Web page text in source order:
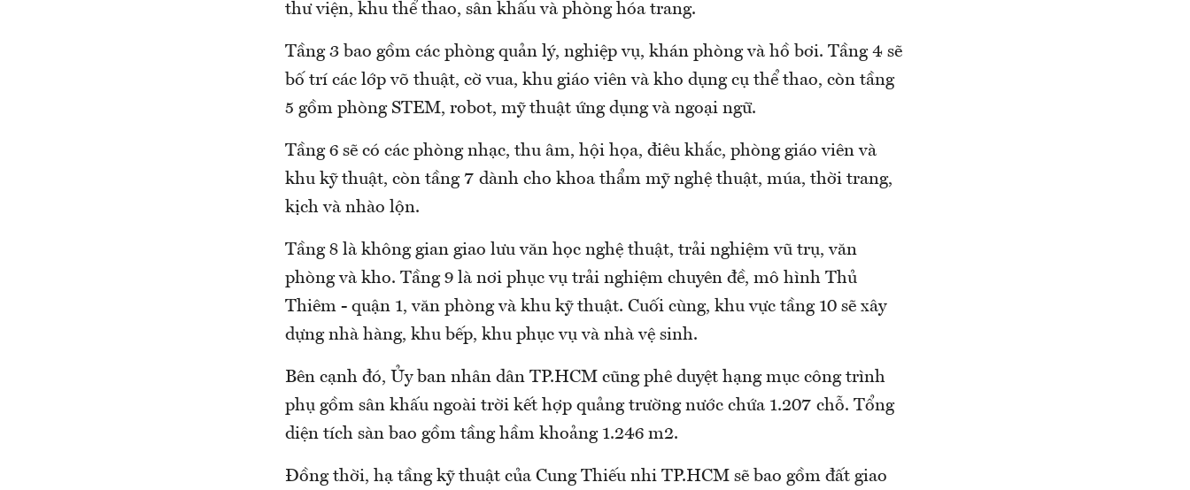
thư viện, khu thể thao, sân khấu và phòng hóa trang.
Tầng 3 bao gồm các phòng quản lý, nghiệp vụ, khán phòng và hồ bơi. Tầng 4 sẽ
bố trí các lớp võ thuật, cờ vua, khu giáo viên và kho dụng cụ thể thao, còn tầng
5 gồm phòng STEM, robot, mỹ thuật ứng dụng và ngoại ngữ.
Tầng 6 sẽ có các phòng nhạc, thu âm, hội họa, điêu khắc, phòng giáo viên và
khu kỹ thuật, còn tầng 7 dành cho khoa thẩm mỹ nghệ thuật, múa, thời trang,
kịch và nhào lộn.
Tầng 8 là không gian giao lưu văn học nghệ thuật, trải nghiệm vũ trụ, văn
phòng và kho. Tầng 9 là nơi phục vụ trải nghiệm chuyên đề, mô hình Thủ
Thiêm - quận 1, văn phòng và khu kỹ thuật. Cuối cùng, khu vực tầng 10 sẽ xây
dựng nhà hàng, khu bếp, khu phục vụ và nhà vệ sinh.
Bên cạnh đó, Ủy ban nhân dân TP.HCM cũng phê duyệt hạng mục công trình
phụ gồm sân khấu ngoài trời kết hợp quảng trường nước chứa 1.207 chỗ. Tổng
diện tích sàn bao gồm tầng hầm khoảng 1.246 m2.
Đồng thời, hạ tầng kỹ thuật của Cung Thiếu nhi TP.HCM sẽ bao gồm đất giao